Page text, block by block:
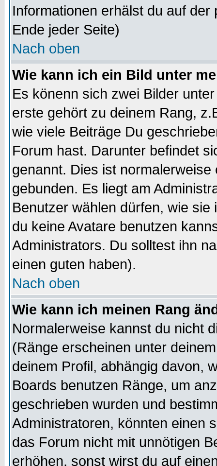
Informationen erhälst du auf
Ende jeder Seite)
Nach oben
Wie kann ich ein Bild unter
Es könenn sich zwei Bilder
erste gehört zu deinem Rang,
wie viele Beiträge Du
Forum hast. Darunter befindet
genannt. Dies ist
gebunden. Es liegt am
Benutzer wählen dürfen, wie
du keine Avatare benutzen
Administrators. Du solltest ihn
einen guten haben).
Nach oben
Wie kann ich meinen Rang
Normalerweise kannst du nicht
(Ränge erscheinen unter
deinem Profil, abhängig davon,
Boards benutzen Ränge, um
geschrieben wurden und
Administratoren, könnten einen
das Forum nicht mit unnötigen
erhöhen, sonst wirst du auf